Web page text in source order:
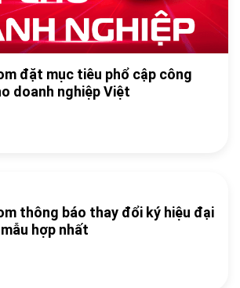
đặt mục tiêu phổ cập công
doanh nghiệp Việt
thông báo thay đổi ký hiệu đại
hợp nhất